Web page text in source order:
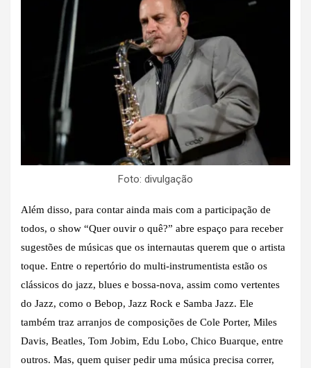
Foto: divulgação
Além disso, para contar ainda mais com a participação de
todos, o show “Quer ouvir o quê?” abre espaço para receber
sugestões de músicas que os internautas querem que o artista
toque. Entre o repertório do multi-instrumentista estão os
clássicos do jazz, blues e bossa-nova, assim como vertentes
do Jazz, como o Bebop, Jazz Rock e Samba Jazz. Ele
também traz arranjos de composições de Cole Porter, Miles
Davis, Beatles, Tom Jobim, Edu Lobo, Chico Buarque, entre
outros. Mas, quem quiser pedir uma música precisa correr,